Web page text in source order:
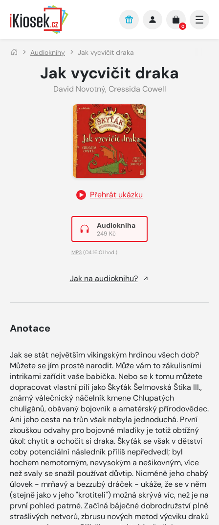
Přejít na hlavní obsah
0
Audioknihy Jak vycvičit draka
Jak vycvičit draka
David Novotný, Cressida Cowell
Přehrát ukázku
Audiokniha
249 Kč
MP3 (04:16:01 hod.)
Jak na audioknihu?
Anotace
Jak se stát největším vikingským hrdinou všech dob?
Můžete se jím prostě narodit. Může vám to zákulisními
intrikami zařídit vaše babička. Nebo se k tomu můžete
dopracovat vlastní pílí jako Škyťák Šelmovská Štika III.,
známý válečnický náčelník kmene Chlupatých
chuligánů, obávaný bojovník a amatérský přírodovědec.
Ani jeho cesta na trůn však nebyla jednoduchá. První
zkouškou odvahy pro bojovné mladíky je totiž obtížný
úkol: chytit a ochočit si draka. Škyťák se však v dětství
coby potenciální následník příliš nepředvedl; byl
hochem nemotorným, nevysokým a nešikovným, více
než svaly se snažil používat důvtip. Nicméně jeho chabý
úlovek - mrňavý a bezzubý dráček - ukáže, že se v něm
(stejně jako v jeho "krotiteli") možná skrývá víc, než je na
první pohled patrné. Začíná báječné dobrodružství plné
strašlivých netvorů, zbrusu nových metod výcviku draků